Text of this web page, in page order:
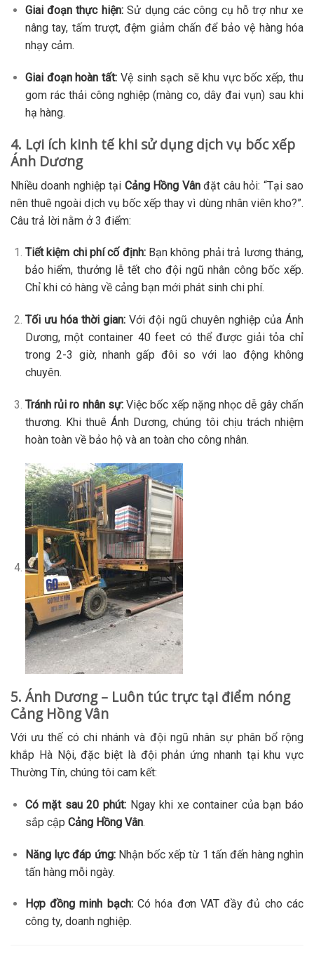
Giai đoạn thực hiện:Sử dụng các công cụ hỗ trợ như xe
nâng tay, tấm trượt, đệm giảm chấn để bảo vệ hàng hóa
nhạy cảm.
Giai đoạn hoàn tất: Vệ sinh sạch sẽ khu vực bốc xếp, thu
gom rác thải công nghiệp (màng co, dây đai vụn) sau khi
hạ hàng.
4. Lợi ích kinh tế khi sử dụng dịch vụ bốc xếp
Ánh Dương
Nhiều doanh nghiệp tại Cảng Hồng Vânđặt câu hỏi: “Tại sao
nên thuê ngoài dịch vụ bốc xếp thay vì dùng nhân viên kho?”.
Câu trả lời nằm ở 3 điểm:
Tiết kiệm chi phí cố định:Bạn không phải trả lương tháng,
bảo hiểm, thưởng lễ tết cho đội ngũ nhân công bốc xếp.
Chỉ khi có hàng về cảng bạn mới phát sinh chi phí.
Tối ưu hóa thời gian: Với đội ngũ chuyên nghiệp của Ánh
Dương, một container 40 feet có thể được giải tỏa chỉ
trong 2-3 giờ, nhanh gấp đôi so với lao động không
chuyên.
Tránh rủi ro nhân sự:Việc bốc xếp nặng nhọc dễ gây chấn
thương. Khi thuê Ánh Dương, chúng tôi chịu trách nhiệm
hoàn toàn về bảo hộ và an toàn cho công nhân.
5. Ánh Dương – Luôn túc trực tại điểm nóng
Cảng Hồng Vân
Với ưu thế có chi nhánh và đội ngũ nhân sự phân bổ rộng
khắp Hà Nội, đặc biệt là đội phản ứng nhanh tại khu vực
Thường Tín, chúng tôi cam kết:
Có mặt sau 20 phút: Ngay khi xe container của bạn báo
sắp cập Cảng Hồng Vân.
Năng lực đáp ứng:Nhận bốc xếp từ 1 tấn đến hàng nghìn
tấn hàng mỗi ngày.
Hợp đồng minh bạch:Có hóa đơn VAT đầy đủ cho các
công ty, doanh nghiệp.